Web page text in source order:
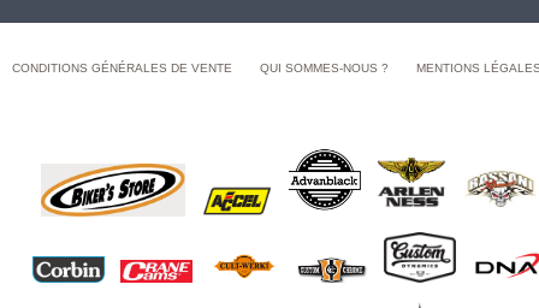
CONDITIONS GÉNÉRALES DE VENTE QUI SOMMES-NOUS ? MENTIONS